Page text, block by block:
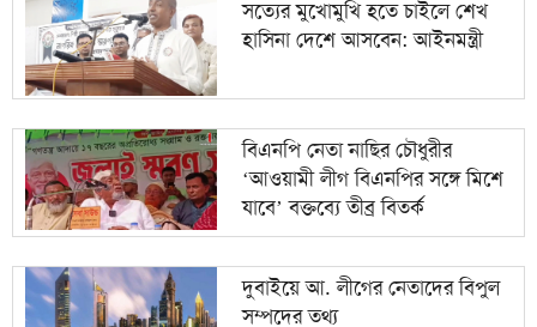
সত্যের মুখোমুখি হতে চাইলে শেখ
হাসিনা দেশে আসবেন: আইনমন্ত্রী
বিএনপি নেতা নাছির চৌধুরীর
‘আওয়ামী লীগ বিএনপির সঙ্গে মিশে
যাবে’ বক্তব্যে তীব্র বিতর্ক
দুবাইয়ে আ. লীগের নেতাদের বিপুল
সম্পদের তথ্য